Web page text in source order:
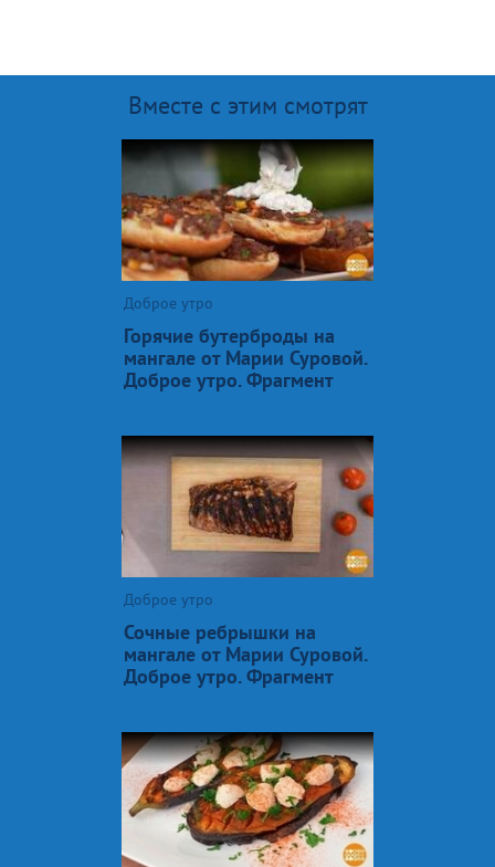
Вместе с этим смотрят
Доброе утро
Горячие бутерброды на
мангале от Марии Суровой.
Доброе утро. Фрагмент
Доброе утро
Сочные ребрышки на
мангале от Марии Суровой.
Доброе утро. Фрагмент